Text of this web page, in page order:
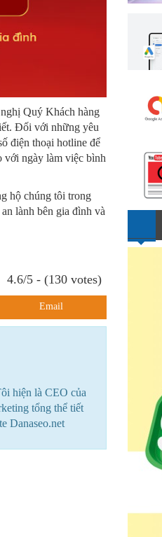
Quý Khách hàng
Đối với những yêu
điện thoại hotline để
với ngày làm việc bình
hộ chúng tôi trong
lành bên gia đình và
4.6/5 - (130 votes)
Email
hiện là CEO của
tổng thể tiết
Danaseo.net